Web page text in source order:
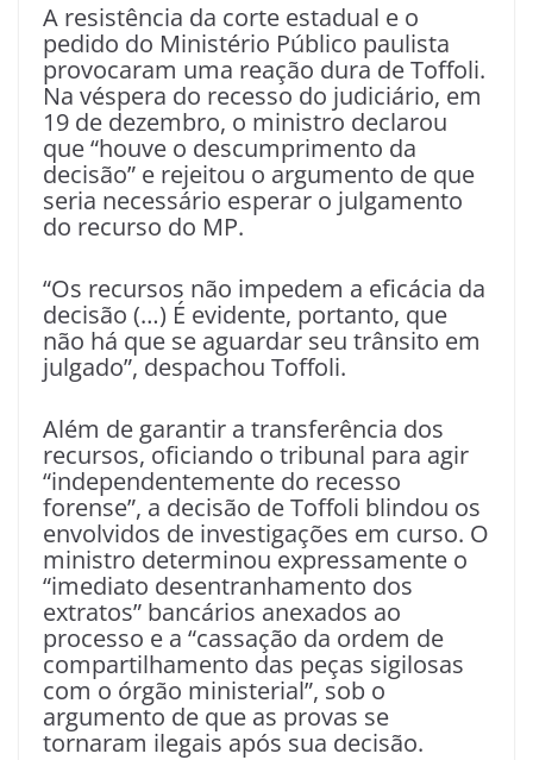
A resistência da corte estadual e o
pedido do Ministério Público paulista
provocaram uma reação dura de Toffoli.
Na véspera do recesso do judiciário, em
19 de dezembro, o ministro declarou
que “houve o descumprimento da
decisão” e rejeitou o argumento de que
seria necessário esperar o julgamento
do recurso do MP.
“Os recursos não impedem a eficácia da
decisão (…) É evidente, portanto, que
não há que se aguardar seu trânsito em
julgado”, despachou Toffoli.
Além de garantir a transferência dos
recursos, oficiando o tribunal para agir
“independentemente do recesso
forense”, a decisão de Toffoli blindou os
envolvidos de investigações em curso. O
ministro determinou expressamente o
“imediato desentranhamento dos
extratos” bancários anexados ao
processo e a “cassação da ordem de
compartilhamento das peças sigilosas
com o órgão ministerial”, sob o
argumento de que as provas se
tornaram ilegais após sua decisão.